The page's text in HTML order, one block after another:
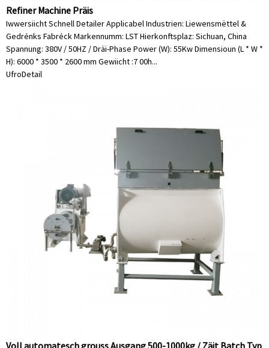
Refiner Machine Präis
Iwwersiicht Schnell Detailer Applicabel Industrien: Liewensmëttel &
Gedrénks Fabréck Markennumm: LST Hierkonftsplaz: Sichuan, China
Spannung: 380V / 50HZ / Dräi-Phase Power (W): 55Kw Dimensioun (L * W *
H): 6000 * 3500 * 2600 mm Gewiicht :7 00h...
UfroDetail
Voll automatesch grouss Ausgang 500-1000kg / Zäit Batch Typ